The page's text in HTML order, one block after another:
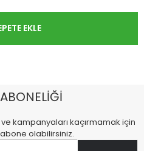
kampanyaları kaçırmamak için
olabilirsiniz.